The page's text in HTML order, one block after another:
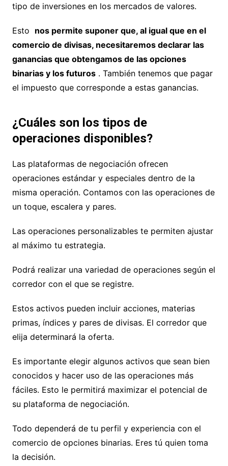
tipo de inversiones en los mercados de valores.
Esto nos permite suponer que, al igual que en el
comercio de divisas, necesitaremos declarar las
ganancias que obtengamos de las opciones
binarias y los futuros. También tenemos que pagar
el impuesto que corresponde a estas ganancias.
¿Cuáles son los tipos de
operaciones disponibles?
Las plataformas de negociación ofrecen
operaciones estándar y especiales dentro de la
misma operación. Contamos con las operaciones de
un toque, escalera y pares.
Las operaciones personalizables te permiten ajustar
al máximo tu estrategia.
Podrá realizar una variedad de operaciones según el
corredor con el que se registre.
Estos activos pueden incluir acciones, materias
primas, índices y pares de divisas. El corredor que
elija determinará la oferta.
Es importante elegir algunos activos que sean bien
conocidos y hacer uso de las operaciones más
fáciles. Esto le permitirá maximizar el potencial de
su plataforma de negociación.
Todo dependerá de tu perfil y experiencia con el
comercio de opciones binarias. Eres tú quien toma
la decisión.